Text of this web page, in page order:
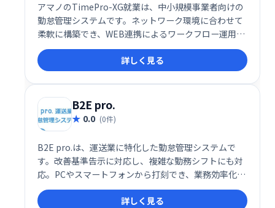
アマノのTimePro-XG就業は、中小規模事業者向けの
勤怠管理システムです。ネットワーク環境に合わせて
柔軟に構築でき、WEB連携によるワークフロー運用も
可能です。従業員の勤怠管理を効率化し、業務の生産
性向上に貢献します。詳しく見る
B2E pro.
0.0 (0件)
B2E pro.は、運送業に特化した勤怠管理システムで
す。改善基準告示に対応し、複雑な勤務シフトにも対
応。PCやスマートフォンから打刻でき、業務効率化を
実現します。充実の機能で、煩雑な勤怠管理をスムー
ズにサポートします。詳しく見る